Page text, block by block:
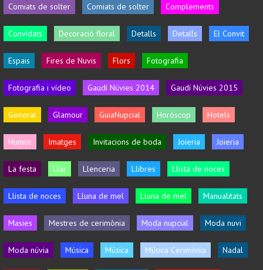
Comiats de solter Comiats de solter Complements
Convidats Decoració floral Detalls Detalls El Convit
Espais Fires de Nuvis Flors Fotografia
Fotografia i vídeo Gaudí Núvies 2014 Gaudí Núvies 2015
General Glamour GuiaNupcial Horòscop Hotels
Humor Imatges Invitacions de boda Joieria Joieria
La festa Llar Llenceria Llibres Llista de noces
Llista de noces Lluna de mel Lluna de mel Manualitats
Masies Mestres de cerimònia Moda nupcial Moda nuvi
Moda núvia Música Música Música Cerimònia Nadal